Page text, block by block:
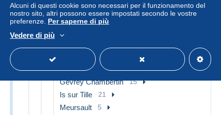
Arnay le Duc 27
Auxonne 22
2
Dijon 213
Gevrey Chambertin 15
Is sur Tille 21
Meursault 5
Alcuni di questi cookie sono necessari per il funzionamento del
nostro sito, altri possono essere impostati secondo le vostre
preferenze. Per saperne di più
Vedere di più